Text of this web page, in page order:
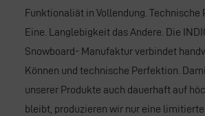
Funktionaliät in Vollendung. Technische
Eine. Langlebigkeit das Andere. Die
Snowboard- Manufaktur verbindet
Können und technische Perfektion.
unserer Produkte auch dauerhaft auf
bleibt, produzieren wir nur eine limitierte